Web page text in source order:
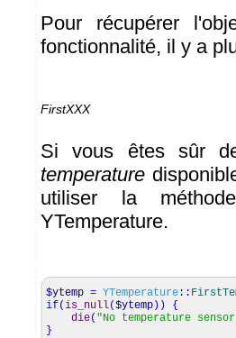
Pour récupérer
fonctionnalité, il y a
FirstXXX
Si vous êtes sûr
temperature
utiliser la
YTemperature.
$ytemp = YTemperature ::
if(is_null($ytemp ) )
{
die( "No temperature
}